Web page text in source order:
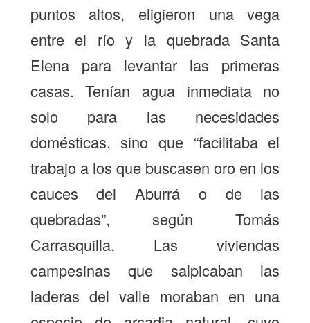
puntos altos, eligieron una vega
entre el río y la quebrada Santa
Elena para levantar las primeras
casas. Tenían agua inmediata no
solo para las necesidades
domésticas, sino que “facilitaba el
trabajo a los que buscasen oro en los
cauces del Aburrá o de las
quebradas”, según Tomás
Carrasquilla. Las viviendas
campesinas que salpicaban las
laderas del valle moraban en una